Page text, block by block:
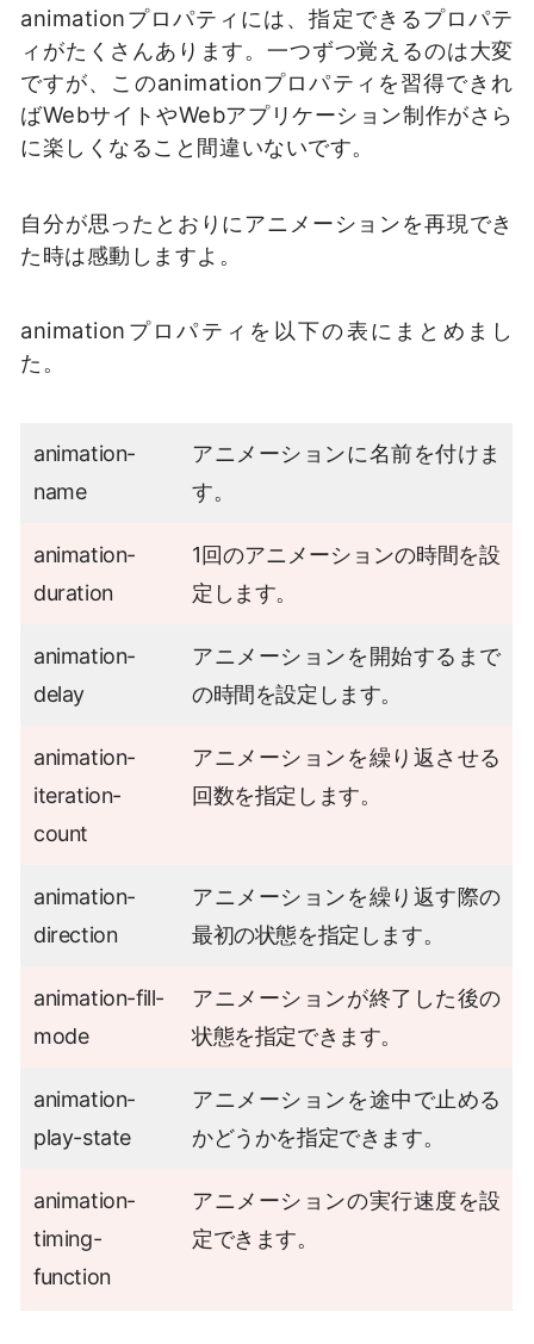
animationプロパティには、指定できるプロパテ
ィがたくさんあります。一つずつ覚えるのは大変
ですが、このanimationプロパティを習得できれ
ばWebサイトやWebアプリケーション制作がさら
に楽しくなること間違いないです。
自分が思ったとおりにアニメーションを再現でき
た時は感動しますよ。
animationプロパティを以下の表にまとめまし
た。
animation-
name
アニメーションに名前を付けま
す。
animation-
duration
1回のアニメーションの時間を設
定します。
animation-
delay
アニメーションを開始するまで
の時間を設定します。
animation-
iteration-
count
アニメーションを繰り返させる
回数を指定します。
animation-
direction
アニメーションを繰り返す際の
最初の状態を指定します。
animation-fill-
mode
アニメーションが終了した後の
状態を指定できます。
animation-
play-state
アニメーションを途中で止める
かどうかを指定できます。
animation-
timing-
function
アニメーションの実行速度を設
定できます。